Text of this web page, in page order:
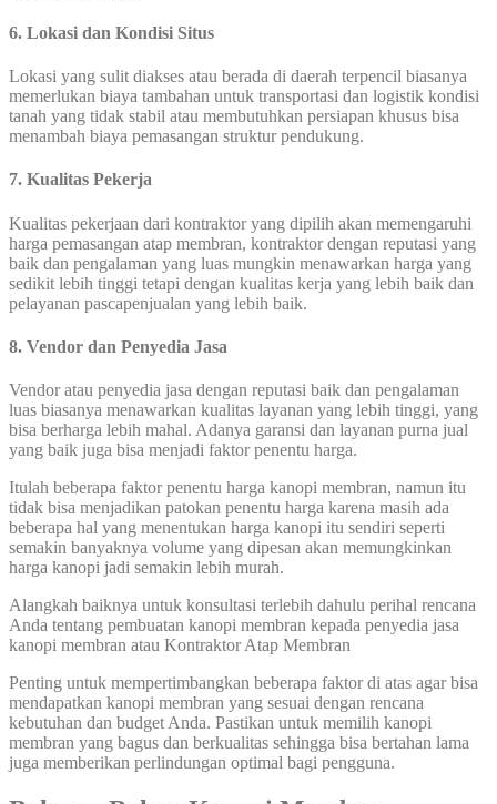
6. Lokasi dan Kondisi Situs
Lokasi yang sulit diakses atau berada di daerah terpencil biasanya
memerlukan biaya tambahan untuk transportasi dan logistik kondisi
tanah yang tidak stabil atau membutuhkan persiapan khusus bisa
menambah biaya pemasangan struktur pendukung.
7. Kualitas Pekerja
Kualitas pekerjaan dari kontraktor yang dipilih akan memengaruhi
harga pemasangan atap membran, kontraktor dengan reputasi yang
baik dan pengalaman yang luas mungkin menawarkan harga yang
sedikit lebih tinggi tetapi dengan kualitas kerja yang lebih baik dan
pelayanan pascapenjualan yang lebih baik.
8. Vendor dan Penyedia Jasa
Vendor atau penyedia jasa dengan reputasi baik dan pengalaman
luas biasanya menawarkan kualitas layanan yang lebih tinggi, yang
bisa berharga lebih mahal. Adanya garansi dan layanan purna jual
yang baik juga bisa menjadi faktor penentu harga.
Itulah beberapa faktor penentu harga kanopi membran, namun itu
tidak bisa menjadikan patokan penentu harga karena masih ada
beberapa hal yang menentukan harga kanopi itu sendiri seperti
semakin banyaknya volume yang dipesan akan memungkinkan
harga kanopi jadi semakin lebih murah.
Alangkah baiknya untuk konsultasi terlebih dahulu perihal rencana
Anda tentang pembuatan kanopi membran kepada penyedia jasa
kanopi membran atau Kontraktor Atap Membran
Penting untuk mempertimbangkan beberapa faktor di atas agar bisa
mendapatkan kanopi membran yang sesuai dengan rencana
kebutuhan dan budget Anda. Pastikan untuk memilih kanopi
membran yang bagus dan berkualitas sehingga bisa bertahan lama
juga memberikan perlindungan optimal bagi pengguna.